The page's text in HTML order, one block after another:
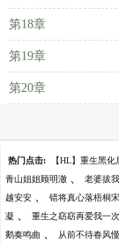
第18章
第19章
第20章
热门点击: 【HL】重生黑
青山姐姐顾明澈 、 老婆拔
越安安 、 错将真心落梧桐
凝 、 重生之窈窈再爱我一次
鹅奏鸣曲 、 从前不待春风